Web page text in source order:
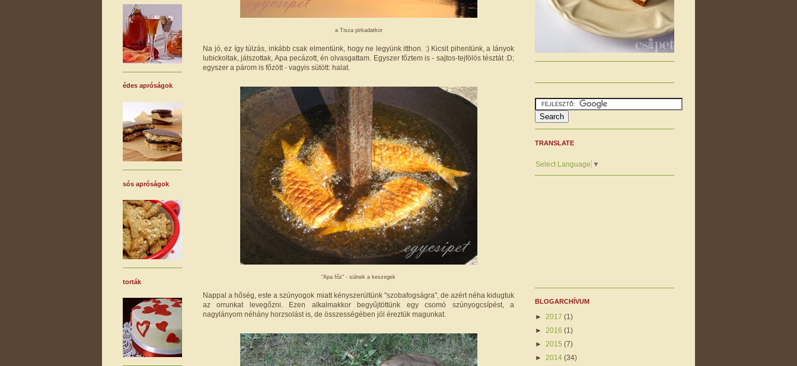
a Tisza pirkadatkor
Na jó, ez így túlzás, inkább csak elmentünk, hogy ne legyünk itthon. :) Kicsit pihentünk, a lányok
lubickoltak, játszottak, Apa pecázott, én olvasgattam. Egyszer főztem is - sajtos-tejfölös tésztát :D;
egyszer a párom is főzött - vagyis sütött: halat.
"Apa főz" - sülnek a keszegek
Nappal a hőség, este a szúnyogok miatt kényszerültünk "szobafogságra", de azért néha kidugtuk
az orrunkat levegőzni. Ezen alkalmakkor begyűjtöttünk egy csomó szúnyogcsípést, a
nagylányom néhány horzsolást is, de összességében jól éreztük magunkat.
édes apróságok
sós apróságok
torták
TRANSLATE
Select Language ▼
BLOGARCHÍVUM
► 2017 (1)
► 2016 (1)
► 2015 (7)
► 2014 (34)